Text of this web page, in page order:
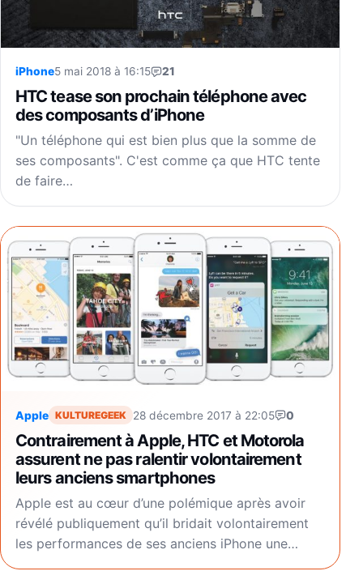
iPhone5 mai 2018 à 16:15 21
HTC tease son prochain téléphone avec
des composants d’iPhone
"Un téléphone qui est bien plus que la somme de
ses composants". C'est comme ça que HTC tente
de faire…
Apple KULTUREGEEK 28 décembre 2017 à 22:05 0
Contrairement à Apple, HTC et Motorola
assurent ne pas ralentir volontairement
leurs anciens smartphones
Apple est au cœur d’une polémique après avoir
révélé publiquement qu’il bridait volontairement
les performances de ses anciens iPhone une…